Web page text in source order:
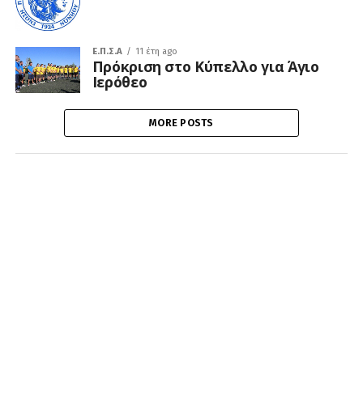
Ε.Π.Σ.Α 11 έτη ago
Πρόκριση στο Κύπελλο για Άγιο
Ιερόθεο
MORE POSTS